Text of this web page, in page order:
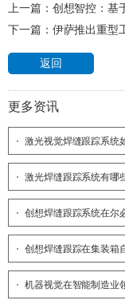
上一篇： 创想智控：基
下一篇： 伊萨推出重型
返回
更多资讯
激光视觉焊缝跟踪系统
激光焊缝跟踪系统有哪
创想焊缝跟踪系统在尔
创想焊缝跟踪在集装箱
机器视觉在智能制造业